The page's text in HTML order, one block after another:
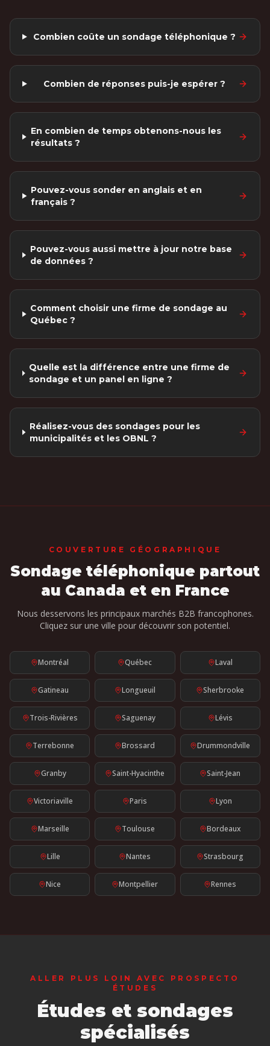
Combien coûte un sondage téléphonique ?
Combien de réponses puis-je espérer ?
En combien de temps obtenons-nous les
résultats ?
Pouvez-vous sonder en anglais et en
français ?
Pouvez-vous aussi mettre à jour notre base
de données ?
Comment choisir une firme de sondage au
Québec ?
Quelle est la différence entre une firme de
sondage et un panel en ligne ?
Réalisez-vous des sondages pour les
municipalités et les OBNL ?
COUVERTURE GÉOGRAPHIQUE
Sondage téléphonique partout
au Canada et en France
Nous desservons les principaux marchés B2B francophones.
Cliquez sur une ville pour découvrir son potentiel.
Montréal Québec Laval
Gatineau Longueuil Sherbrooke
Trois-Rivières Saguenay Lévis
Terrebonne Brossard Drummondville
Granby Saint-Hyacinthe Saint-Jean
Victoriaville Paris Lyon
Marseille Toulouse Bordeaux
Lille Nantes Strasbourg
Nice Montpellier Rennes
ALLER PLUS LOIN AVEC PROSPECTO
ÉTUDES
Études et sondages
spécialisés